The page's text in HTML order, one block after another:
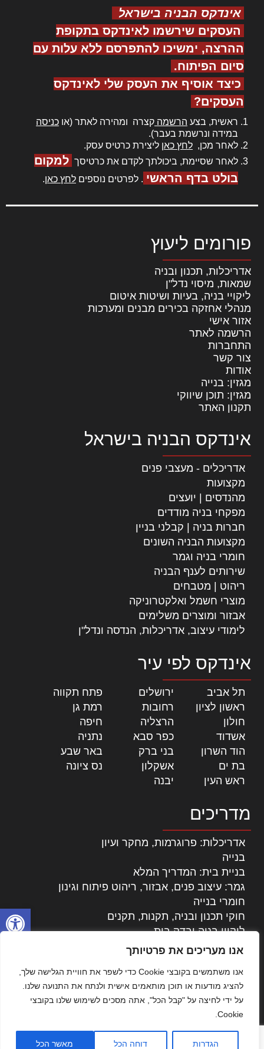
פתח
אנו מעריכים את פרטיותך
אנו משתמשים בקובצי Cookie כדי לשפר את חוויית הגלישה שלך,
להציג מודעות או תוכן מותאמים אישית ולנתח את התנועה שלנו.
על ידי לחיצה על "קבל הכל", אתה מסכים לשימוש שלנו בקובצי
Cookie.
הגדרות דוחה הכל מאשר הכל
אינדקס הבניה בישראל
העסקים שירשמו לאינדקס בתקופת
ההרצה, ימשיכו להתפרסם ללא עלות עם
סיום הפיתוח.
כיצד אוסיף את העסק שלי לאינדקס
העסקים?
ראשית, בצע הרשמה קצרה ומהירה לאתר (או כניסה
במידה ונרשמת בעבר).
לאחר מכן, לחץ כאן ליצירת כרטיס עסק.
לאחר שסיימת, ביכולתך לקדם את כרטיסך למקום
בולט בדף הראשי . לפרטים נוספים לחץ כאן.
פורומים ליעוץ
אדריכלות, תכנון ובניה
שמאות, מיסוי נדל"ן
ליקויי בניה, בעיות ושיטות איטום
מנהלי אחזקה בכירים מבנים ומערכות
אזור אישי
הרשמה לאתר
התחברות
צור קשר
אודות
מגזין: בנייה
מגזין: תוכן שיווקי
תקנון האתר
אינדקס הבניה בישראל
אדריכלים - מעצבי פנים
מקצועות
מהנדסים | יועצים
מפקחי בניה מודדים
חברות בניה | קבלני בניין
מקצועות הבניה השונים
חומרי בניה וגמר
שירותים לענף הבניה
ריהוט | מטבחים
מוצרי חשמל ואלקטרוניקה
אבזור ומוצרים משלימים
לימודי עיצוב, אדריכלות, הנדסה ונדל"ן
אינדקס לפי עיר
תל אביב ירושלים פתח תקווה
ראשון לציון
רחובות רמת גן
חולון
הרצליה חיפה
אשדוד
כפר סבא נתניה
הוד השרון
בני ברק באר שבע
בת ים
אשקלון נס ציונה
ראש העין
יבנה
מדריכים
אדריכלות: פרוגרמות, מחקר ועיון
בנייה
בניית בית: המדריך המלא
גמר: עיצוב פנים, אבזור, ריהוט פיתוח וגינון
חומרי בנייה
חוקי תכנון ובניה, תקנות, תקנים
ליקויי בניה ובדק בית
נדל"ן: זכויות, אגרות ועסקאות
עקרונות ניהול אחזקה מתקדמות
צילום אדריכלי
שיווק נדלן
שיטות בניה: מפרטים והמלצות
תוכן שיווקי